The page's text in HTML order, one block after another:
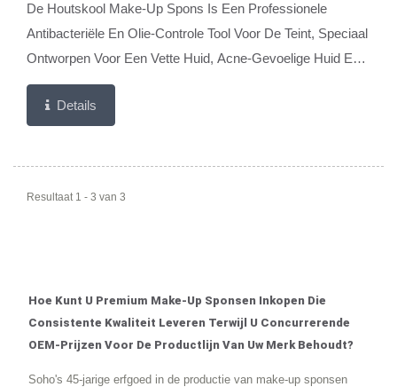
De Houtskool Make-Up Spons Is Een Professionele
Antibacteriële En Olie-Controle Tool Voor De Teint, Speciaal
Ontworpen Voor Een Vette Huid, Acne-Gevoelige Huid En
Vochtige Zomerse Klimaten. Gemaakt Van Niet-Latex...
Details
Resultaat 1 - 3 van 3
Hoe Kunt U Premium Make-Up Sponsen Inkopen Die
Consistente Kwaliteit Leveren Terwijl U Concurrerende
OEM-Prijzen Voor De Productlijn Van Uw Merk Behoudt?
Soho's 45-jarige erfgoed in de productie van make-up sponsen